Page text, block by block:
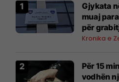
Gjykata
muaj
për
Kronika e
Për 15
vodhën